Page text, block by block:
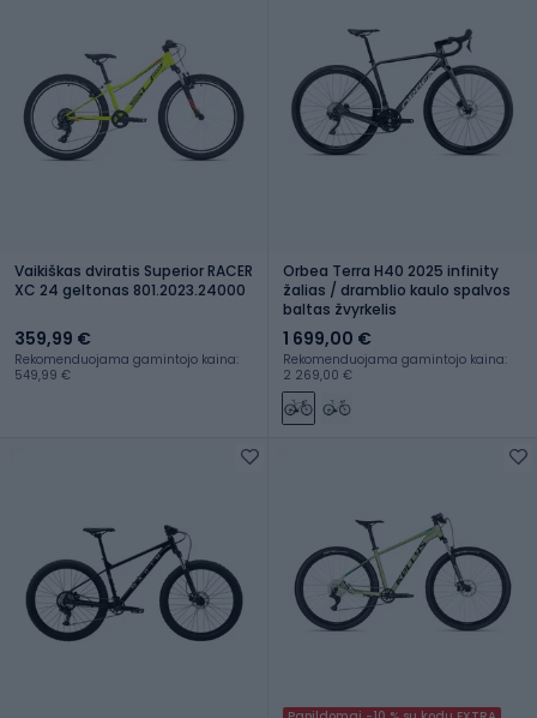
Vaikiškas dviratis Superior RACER
XC 24 geltonas 801.2023.24000
359,99 €
Rekomenduojama gamintojo kaina:
549,99 €
Orbea Terra H40 2025 infinity
žalias / dramblio kaulo spalvos
baltas žvyrkelis
1 699,00 €
Rekomenduojama gamintojo kaina:
2 269,00 €